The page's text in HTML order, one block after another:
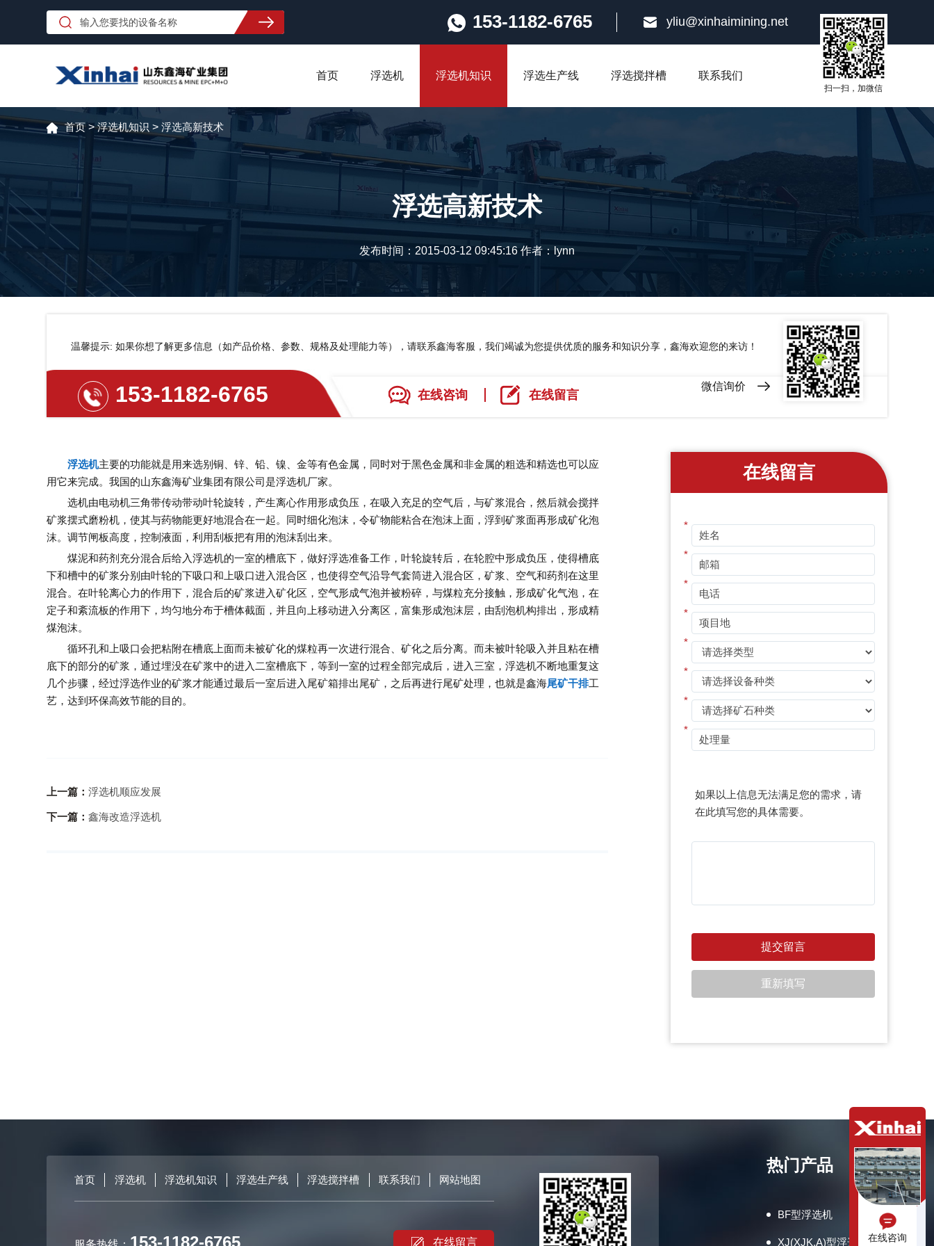
153-1182-6765 yliu@xinhaimining.net
扫一扫，加微信
首页 浮选机 浮选机知识 浮选生产线 浮选搅拌槽 联系我们
首页>浮选机知识 >浮选高新技术
浮选高新技术
发布时间：2015-03-12 09:45:16 作者：lynn
温馨提示: 如果你想了解更多信息（如产品价格、参数、规格及处理能力等），请联系鑫海客服，我们竭诚为您提供优质的服务和知识分享，鑫海欢迎您的来访！
153-1182-6765 在线咨询 在线留言
微信询价
浮选机主要的功能就是用来选别铜、锌、铅、镍、金等有色金属，同时对于黑色金属和非金属的粗选和精选也可以应
用它来完成。我国的山东鑫海矿业集团有限公司是浮选机厂家。
选机由电动机三角带传动带动叶轮旋转，产生离心作用形成负压，在吸入充足的空气后，与矿浆混合，然后就会搅拌
矿浆摆式磨粉机，使其与药物能更好地混合在一起。同时细化泡沫，令矿物能粘合在泡沫上面，浮到矿浆面再形成矿化泡
沫。调节闸板高度，控制液面，利用刮板把有用的泡沫刮出来。
煤泥和药剂充分混合后给入浮选机的一室的槽底下，做好浮选准备工作，叶轮旋转后，在轮腔中形成负压，使得槽底
下和槽中的矿浆分别由叶轮的下吸口和上吸口进入混合区，也使得空气沿导气套筒进入混合区，矿浆、空气和药剂在这里
混合。在叶轮离心力的作用下，混合后的矿浆进入矿化区，空气形成气泡并被粉碎，与煤粒充分接触，形成矿化气泡，在
定子和紊流板的作用下，均匀地分布于槽体截面，并且向上移动进入分离区，富集形成泡沫层，由刮泡机构排出，形成精
煤泡沫。
循环孔和上吸口会把粘附在槽底上面而未被矿化的煤粒再一次进行混合、矿化之后分离。而未被叶轮吸入并且粘在槽
底下的部分的矿浆，通过埋没在矿浆中的进入二室槽底下，等到一室的过程全部完成后，进入三室，浮选机不断地重复这
几个步骤，经过浮选作业的矿浆才能通过最后一室后进入尾矿箱排出尾矿，之后再进行尾矿处理，也就是鑫海尾矿干排工
艺，达到环保高效节能的目的。
上一篇：浮选机顺应发展
下一篇：鑫海改造浮选机
在线留言
*
*
*
*
*
*
*
*
如果以上信息无法满足您的需求，请
在此填写您的具体需要。
首页 浮选机 浮选机知识 浮选生产线 浮选搅拌槽 联系我们 网站地图
153-1182-6765 在线留言
热门产品
BF型浮选机
XJ(XJK,A)型浮选机 在线咨询